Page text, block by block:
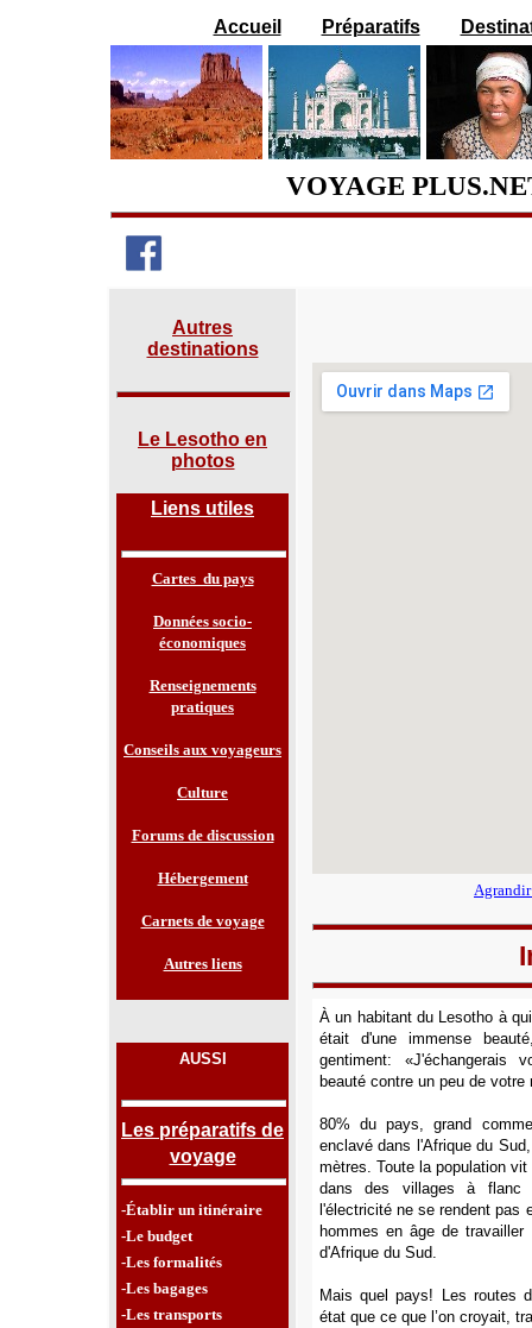
Accueil Préparatifs
VOYAGE
Autres
destinations
Le Lesotho en
photos
Liens utiles
Cartes du pays
Données socio-
économiques
Renseignements
pratiques
Conseils aux voyageurs
Culture
Forums de discussion
Hébergement
Carnets de voyage
Autres liens
AUSSI
Les préparatifs de
voyage
-Établir un itinéraire
-Le budget
-Les formalités
-Les bagages
-Les transports
À un habitant du Lesotho à
était d'une immense
gentiment: «J'échangerais
beauté contre un peu de
80% du pays, grand
enclavé dans l'Afrique du
mètres. Toute la population
dans des villages à flanc
l'électricité ne se rendent pas
hommes en âge de
d'Afrique du Sud.
Mais quel pays! Les routes
état que ce que l’on croyait,